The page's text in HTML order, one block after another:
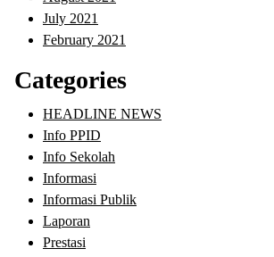
July 2021
February 2021
Categories
HEADLINE NEWS
Info PPID
Info Sekolah
Informasi
Informasi Publik
Laporan
Prestasi